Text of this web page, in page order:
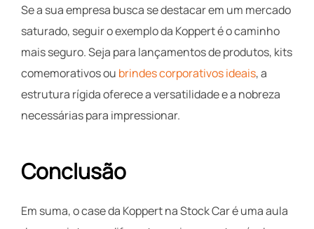
Se a sua empresa busca se destacar em um mercado
saturado, seguir o exemplo da Koppert é o caminho
mais seguro. Seja para lançamentos de produtos, kits
comemorativos ou brindes corporativos ideais, a
estrutura rígida oferece a versatilidade e a nobreza
necessárias para impressionar.
Conclusão
Em suma, o case da Koppert na Stock Car é uma aula